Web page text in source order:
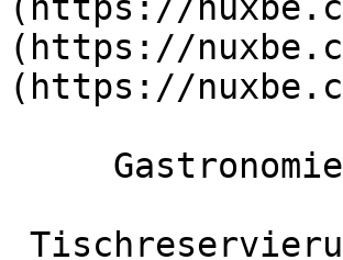
(https://
(https://